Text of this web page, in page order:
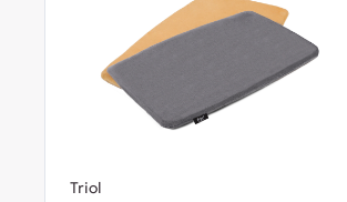
Triol